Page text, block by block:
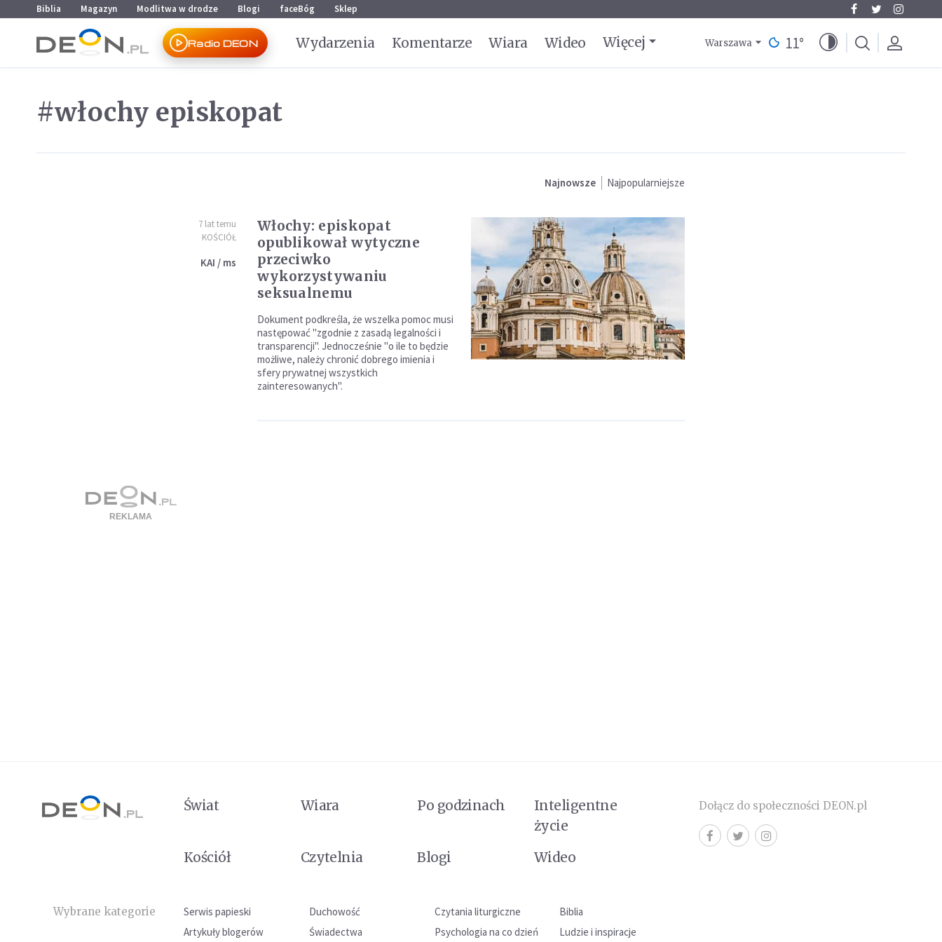
Przejdź do menu głównego
Przejdź do treści
Biblia Magazyn Modlitwa w drodze Blogi faceBóg Sklep
Radio DEON Wydarzenia Komentarze Wiara Wideo Więcej Warszawa 11°
#włochy episkopat
Najnowsze Najpopularniejsze
7 lat temu
KOŚCIÓŁ
KAI / ms
Włochy: episkopat
opublikował wytyczne
przeciwko
wykorzystywaniu
seksualnemu
Dokument podkreśla, że wszelka pomoc musi
następować "zgodnie z zasadą legalności i
transparencji". Jednocześnie "o ile to będzie
możliwe, należy chronić dobrego imienia i
sfery prywatnej wszystkich
zainteresowanych".
Świat Wiara Po godzinach
Inteligentne
życie
Kościół
Czytelnia Blogi Wideo
Wybrane kategorie Serwis papieski Duchowość Czytania liturgiczne
Biblia
Artykuły blogerów
Świadectwa Psychologia na co dzień Ludzie i inspiracje
Dołącz do społeczności DEON.pl